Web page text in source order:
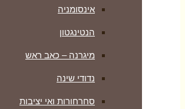
אינסומניה
הנטינגטון
מיגרנה – כאב ראש
נדודי שינה
סחרחורות ואי יציבות